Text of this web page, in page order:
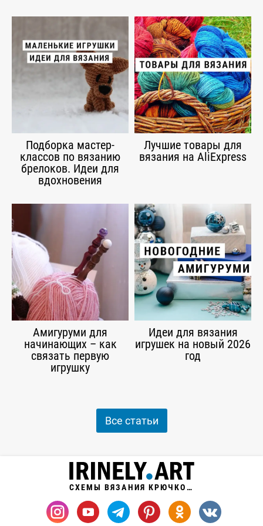
Подборка мастер-
классов по вязанию
брелоков. Идеи для
вдохновения
Лучшие товары для
вязания на AliExpress
Амигуруми для
начинающих – как
связать первую
игрушку
Идеи для вязания
игрушек на новый 2026
год
Все статьи
СХЕМЫ ВЯЗАНИЯ КРЮЧКОМ